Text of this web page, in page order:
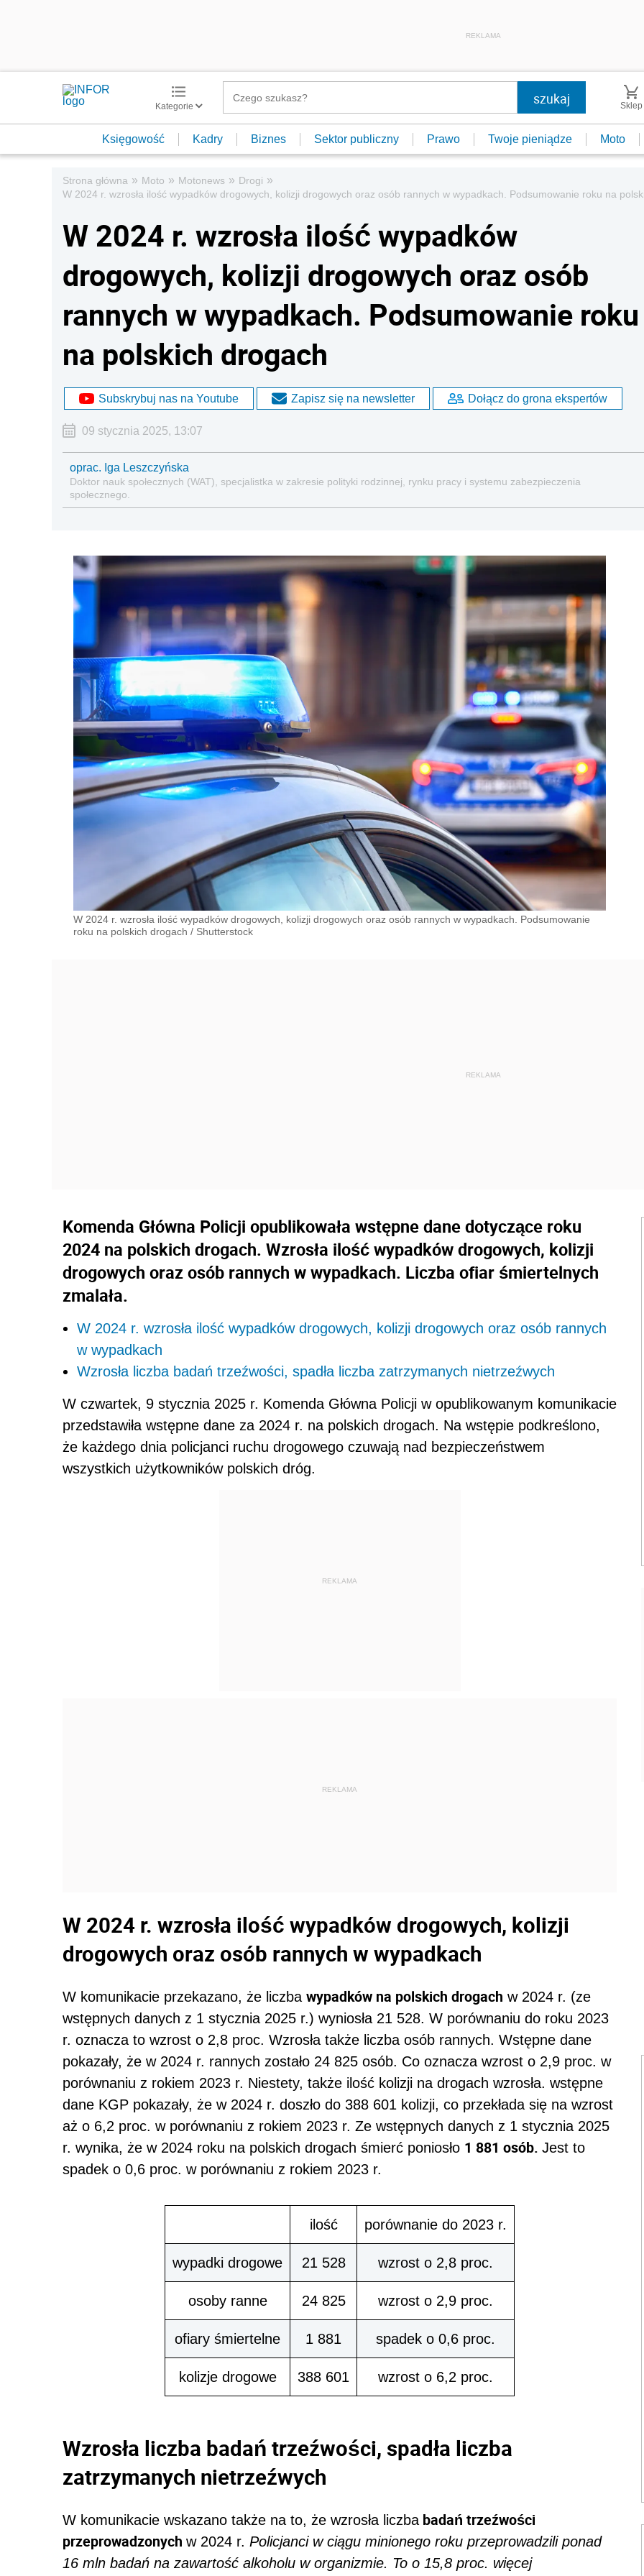
REKLAMA
Kategorie Sklep
Księgowość Kadry Biznes Sektor publiczny Prawo Twoje pieniądze Moto
Strona główna » Moto » Motonews » Drogi »
W 2024 r. wzrosła ilość wypadków drogowych, kolizji drogowych oraz osób rannych w wypadkach. Podsumowanie roku na
W 2024 r. wzrosła ilość wypadków
drogowych, kolizji drogowych oraz osób
rannych w wypadkach. Podsumowanie roku
na polskich drogach
Subskrybuj nas na Youtube Zapisz się na newsletter Dołącz do grona ekspertów
09 stycznia 2025, 13:07
oprac. Iga Leszczyńska
Doktor nauk społecznych (WAT), specjalistka w zakresie polityki rodzinnej, rynku pracy i systemu zabezpieczenia
społecznego.
W 2024 r. wzrosła ilość wypadków drogowych, kolizji drogowych oraz osób rannych w wypadkach. Podsumowanie
roku na polskich drogach / Shutterstock
Komenda Główna Policji opublikowała wstępne dane dotyczące roku
2024 na polskich drogach. Wzrosła ilość wypadków drogowych, kolizji
drogowych oraz osób rannych w wypadkach. Liczba ofiar śmiertelnych
zmalała.
W 2024 r. wzrosła ilość wypadków drogowych, kolizji drogowych oraz osób rannych
w wypadkach
Wzrosła liczba badań trzeźwości, spadła liczba zatrzymanych nietrzeźwych
W czwartek, 9 stycznia 2025 r. Komenda Główna Policji w opublikowanym komunikacie
przedstawiła wstępne dane za 2024 r. na polskich drogach. Na wstępie podkreślono,
że każdego dnia policjanci ruchu drogowego czuwają nad bezpieczeństwem
wszystkich użytkowników polskich dróg.
REKLAMA
REKLAMA
W 2024 r. wzrosła ilość wypadków drogowych, kolizji
drogowych oraz osób rannych w wypadkach
W komunikacie przekazano, że liczba wypadków na polskich drogach w 2024 r. (ze
wstępnych danych z 1 stycznia 2025 r.) wyniosła 21 528. W porównaniu do roku 2023
r. oznacza to wzrost o 2,8 proc. Wzrosła także liczba osób rannych. Wstępne dane
pokazały, że w 2024 r. rannych zostało 24 825 osób. Co oznacza wzrost o 2,9 proc. w
porównaniu z rokiem 2023 r. Niestety, także ilość kolizji na drogach wzrosła. wstępne
dane KGP pokazały, że w 2024 r. doszło do 388 601 kolizji, co przekłada się na wzrost
aż o 6,2 proc. w porównaniu z rokiem 2023 r. Ze wstępnych danych z 1 stycznia 2025
r. wynika, że w 2024 roku na polskich drogach śmierć poniosło 1 881 osób. Jest to
spadek o 0,6 proc. w porównaniu z rokiem 2023 r.
ilość porównanie do 2023 r.
wypadki drogowe 21 528 wzrost o 2,8 proc.
osoby ranne 24 825 wzrost o 2,9 proc.
ofiary śmiertelne 1 881 spadek o 0,6 proc.
kolizje drogowe 388 601 wzrost o 6,2 proc.
Wzrosła liczba badań trzeźwości, spadła liczba
zatrzymanych nietrzeźwych
W komunikacie wskazano także na to, że wzrosła liczbabadań trzeźwości
przeprowadzonych w 2024 r. Policjanci w ciągu minionego roku przeprowadzili ponad
16 mln badań na zawartość alkoholu w organizmie. To o 15,8 proc. więcej